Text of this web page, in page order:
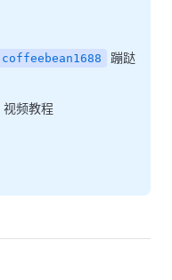
coffeebean1688
蹦跶
视频教程